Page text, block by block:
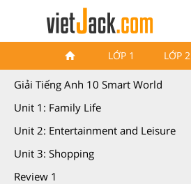
LỚP 1 LỚP 2
Tiếng Anh 10 iLearn Smart
Giải Tiếng Anh 10 Smart World
Unit 1: Family Life
Unit 2: Entertainment and Leisure
Unit 3: Shopping
Review 1